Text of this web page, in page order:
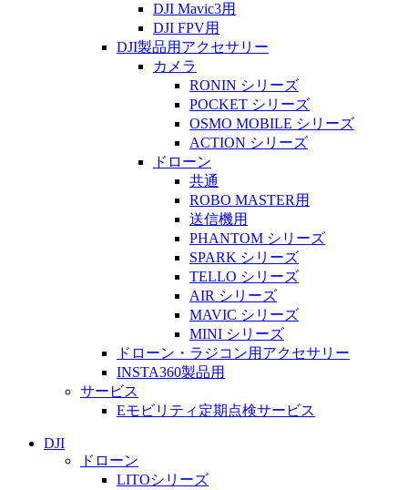
DJI Mavic3用
DJI FPV用
DJI製品用アクセサリー
カメラ
RONIN シリーズ
POCKET シリーズ
OSMO MOBILE シリーズ
ACTION シリーズ
ドローン
共通
ROBO MASTER用
送信機用
PHANTOM シリーズ
SPARK シリーズ
TELLO シリーズ
AIR シリーズ
MAVIC シリーズ
MINI シリーズ
ドローン・ラジコン用アクセサリー
INSTA360製品用
サービス
Eモビリティ定期点検サービス
DJI
ドローン
LITOシリーズ